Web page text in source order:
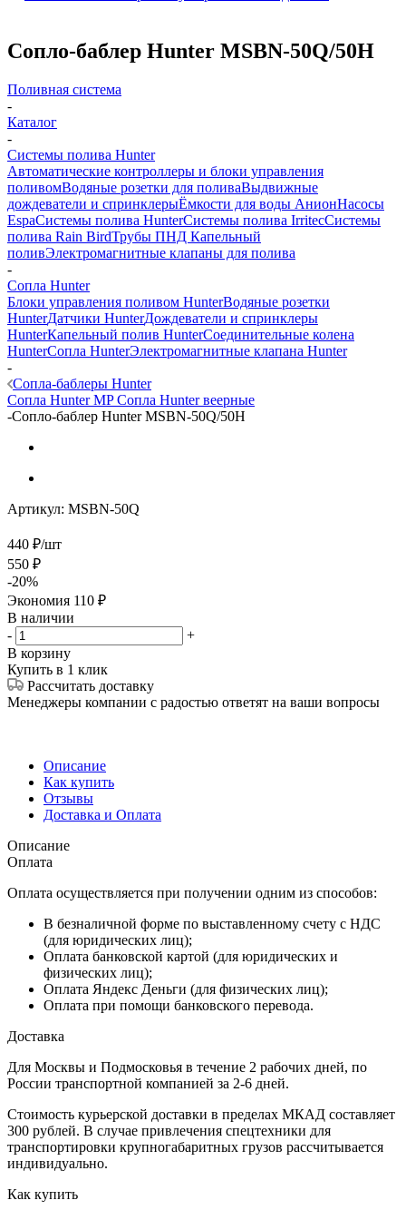
Сопло-баблер Hunter MSBN-50Q/50H
Поливная система
-
Каталог
-
Системы полива Hunter
Автоматические контроллеры и блоки управления
поливомВодяные розетки для поливаВыдвижные
дождеватели и спринклерыЁмкости для воды АнионНасосы
EspaСистемы полива HunterСистемы полива IrritecСистемы
полива Rain BirdТрубы ПНД Капельный
поливЭлектромагнитные клапаны для полива
-
Сопла Hunter
Блоки управления поливом HunterВодяные розетки
HunterДатчики HunterДождеватели и спринклеры
HunterКапельный полив HunterСоединительные колена
HunterСопла HunterЭлектромагнитные клапана Hunter
-
Сопла-баблеры Hunter
Сопла Hunter MPСопла Hunter веерные
-Сопло-баблер Hunter MSBN-50Q/50H
Артикул: MSBN-50Q
440 ₽/шт
550 ₽
-20%
Экономия 110 ₽
В наличии
-
+
В корзину
Купить в 1 клик
Рассчитать доставку
Менеджеры компании с радостью ответят на ваши вопросы
Описание
Как купить
Отзывы
Доставка и Оплата
Описание
Оплата
Оплата осуществляется при получении одним из способов:
В безналичной форме по выставленному счету с НДС
(для юридических лиц);
Оплата банковской картой (для юридических и
физических лиц);
Оплата Яндекс Деньги (для физических лиц);
Оплата при помощи банковского перевода.
Доставка
Для Москвы и Подмосковья в течение 2 рабочих дней, по
России транспортной компанией за 2-6 дней.
Стоимость курьерской доставки в пределах МКАД составляет
300 рублей. В случае привлечения спецтехники для
транспортировки крупногабаритных грузов рассчитывается
индивидуально.
Как купить